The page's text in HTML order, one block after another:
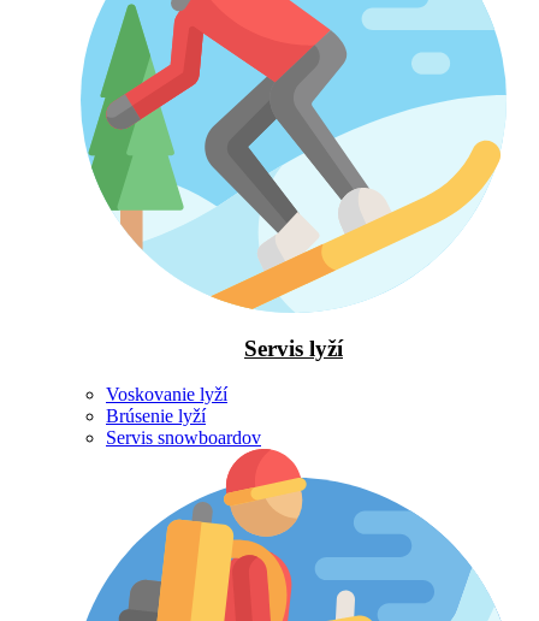
Servis lyží
Voskovanie lyží
Brúsenie lyží
Servis snowboardov